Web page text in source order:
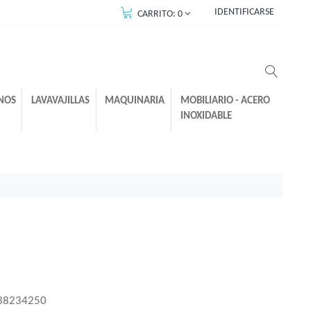
CARRITO:0 IDENTIFICARSE
LAVAVAJILLAS MAQUINARIA
MOBILIARIO - ACERO
INOXIDABLE